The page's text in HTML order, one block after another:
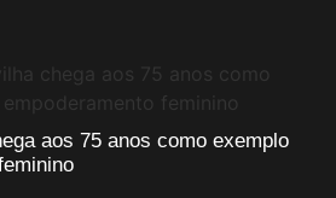
aos 75 anos como exemplo